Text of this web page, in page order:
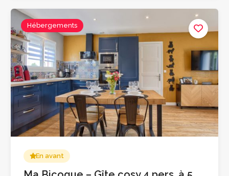
5.0
Hébergements
En avant